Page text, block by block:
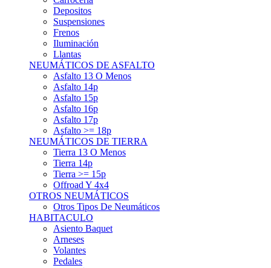
Suspensiones
Frenos
Iluminación
Llantas
NEUMÁTICOS DE ASFALTO
Asfalto 13 O Menos
Asfalto 14p
Asfalto 15p
Asfalto 16p
Asfalto 17p
Asfalto >= 18p
NEUMÁTICOS DE TIERRA
Tierra 13 O Menos
Tierra 14p
Tierra >= 15p
Offroad Y 4x4
OTROS NEUMÁTICOS
Otros Tipos De Neumáticos
HABITACULO
Asiento Baquet
Arneses
Volantes
Pedales
Extinción